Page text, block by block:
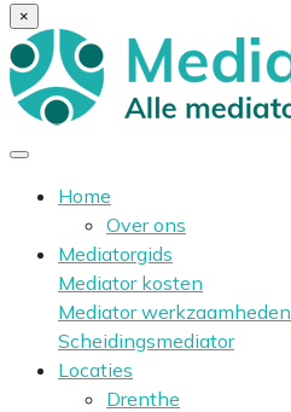
×
Home
Over ons
Mediatorgids
Mediator kosten
Mediator werkzaamheden
Scheidingsmediator
Locaties
Drenthe